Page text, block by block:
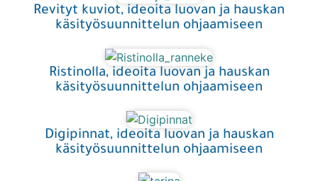
Revityt kuviot, ideoita luovan ja hauskan
käsityösuunnittelun ohjaamiseen
Ristinolla, ideoita luovan ja hauskan
käsityösuunnittelun ohjaamiseen
Digipinnat, ideoita luovan ja hauskan
käsityösuunnittelun ohjaamiseen